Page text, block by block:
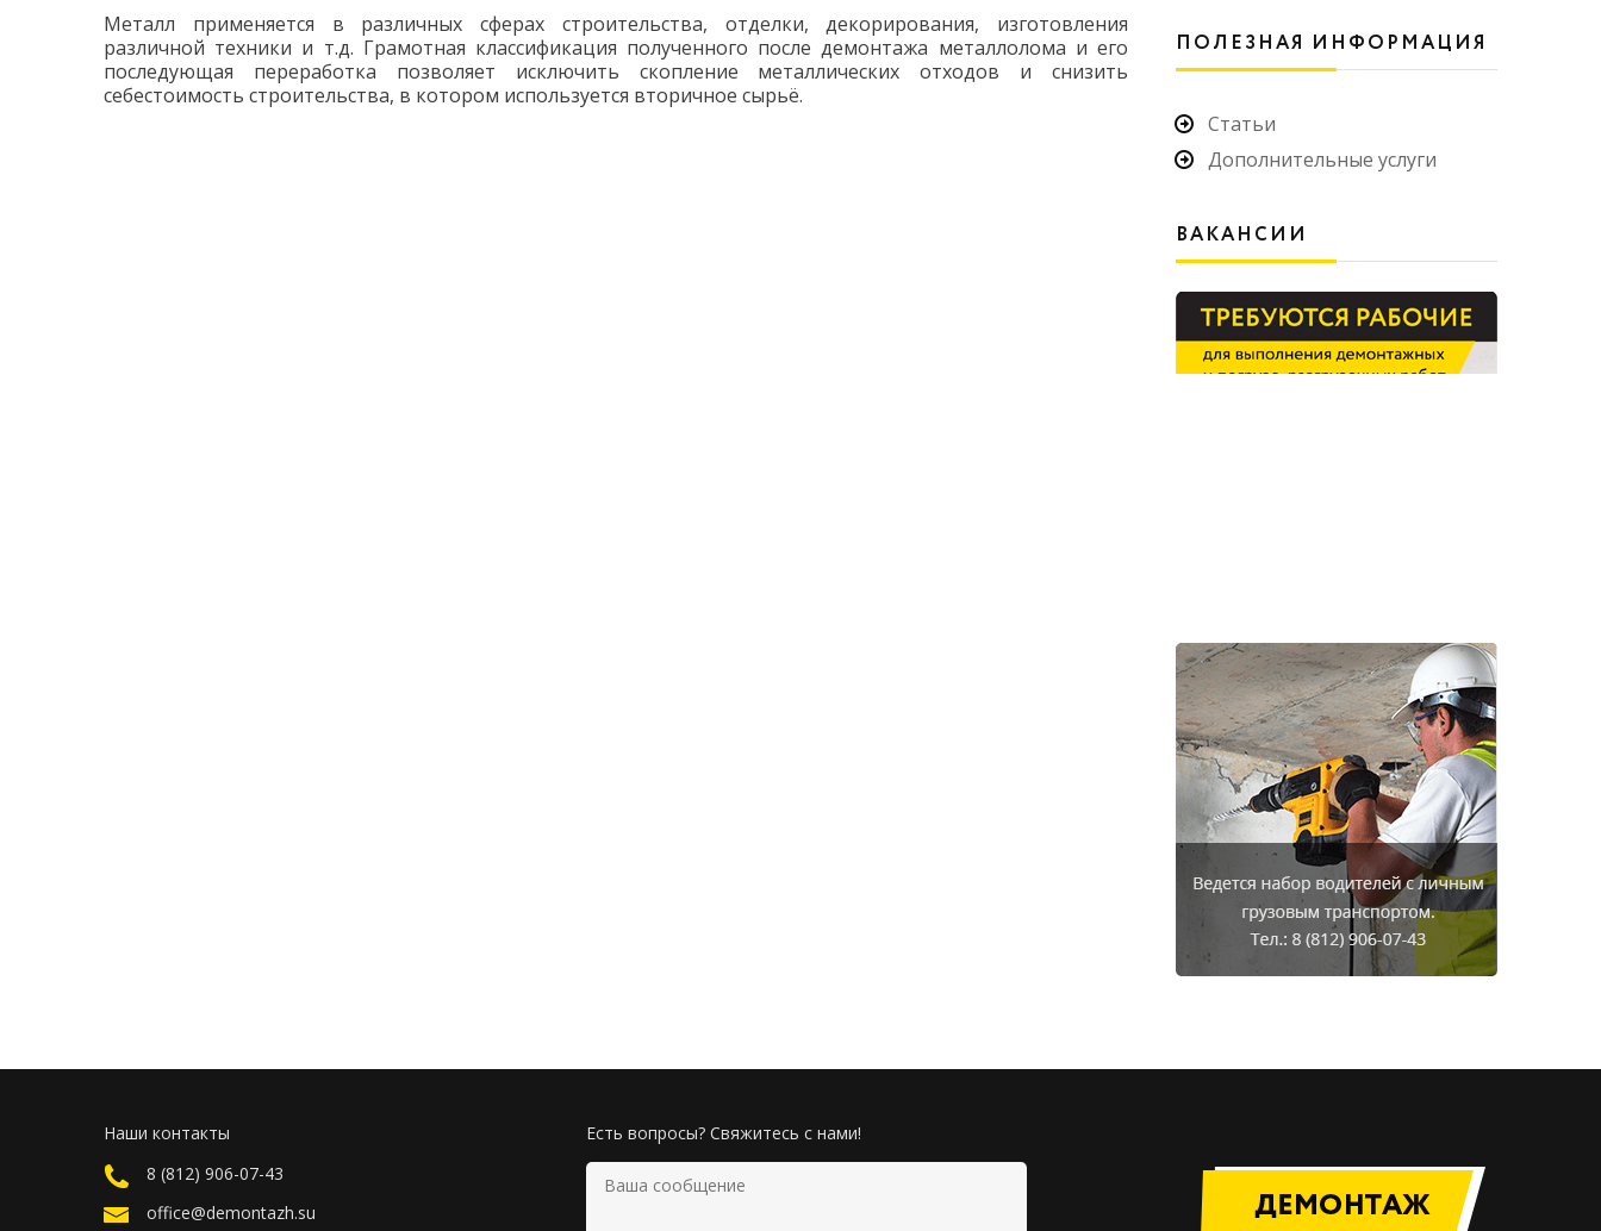
Металл применяется в различных сферах строительства, отделки, декорирования, изготовления
различной техники и т.д. Грамотная классификация полученного после демонтажа металлолома и его
последующая переработка позволяет исключить скопление металлических отходов и снизить
себестоимость строительства, в котором используется вторичное сырьё.
ПОЛЕЗНАЯ ИНФОРМАЦИЯ
Статьи
Дополнительные услуги
ВАКАНСИИ
Наши контакты
8 (812) 906-07-43
office@demontazh.su
Есть вопросы? Свяжитесь с нами!